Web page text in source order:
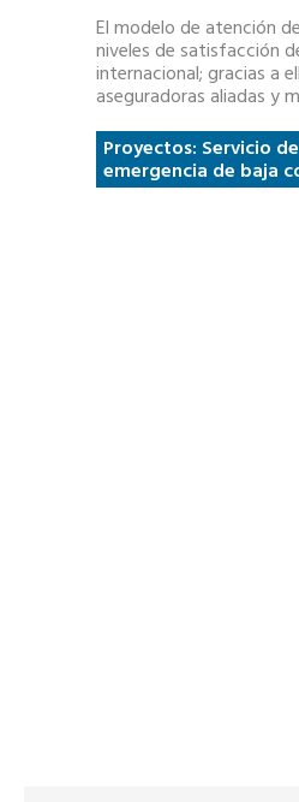
El modelo de atención
niveles de satisfacción
internacional; gracias a
aseguradoras aliadas y
Proyectos: Servicio
emergencia de baja